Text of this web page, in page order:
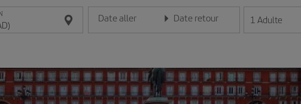
Date aller
Entrez la date au format jour/mois/année
Date retour
Entrez la date au format jour/mois/année
1 Adulte